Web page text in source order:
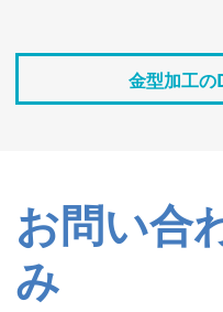
金型加工の
お問い合
み